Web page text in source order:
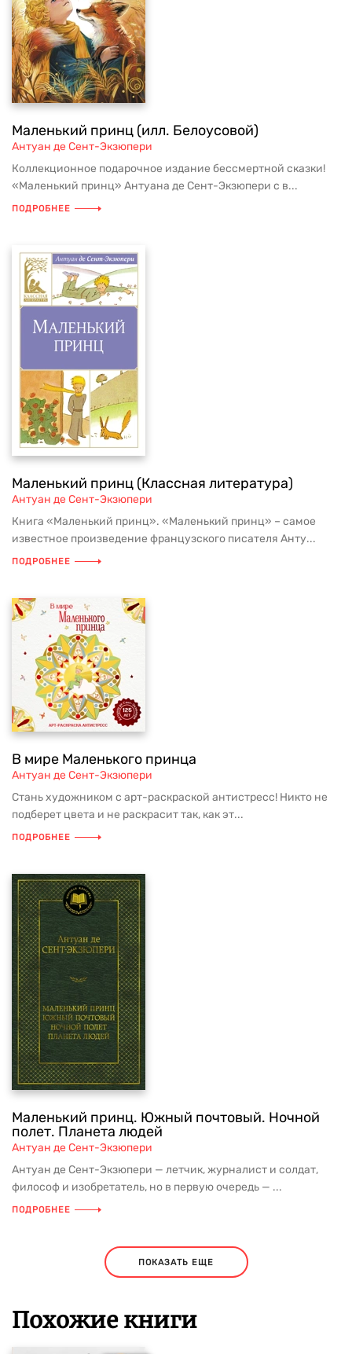
Маленький принц (илл. Белоусовой)
Антуан де Сент-Экзюпери
Коллекционное подарочное издание бессмертной сказки!
«Маленький принц» Антуана де Сент-Экзюпери с в...
ПОДРОБНЕЕ
Маленький принц (Классная литература)
Антуан де Сент-Экзюпери
Книга «Маленький принц». «Маленький принц» – самое
известное произведение французского писателя Анту...
ПОДРОБНЕЕ
В мире Маленького принца
Антуан де Сент-Экзюпери
Стань художником с арт-раскраской антистресс! Никто не
подберет цвета и не раскрасит так, как эт...
ПОДРОБНЕЕ
Маленький принц. Южный почтовый. Ночной
полет. Планета людей
Антуан де Сент-Экзюпери
Антуан де Сент-Экзюпери — летчик, журналист и солдат,
философ и изобретатель, но в первую очередь — ...
ПОДРОБНЕЕ
ПОКАЗАТЬ ЕЩЕ
Похожие книги